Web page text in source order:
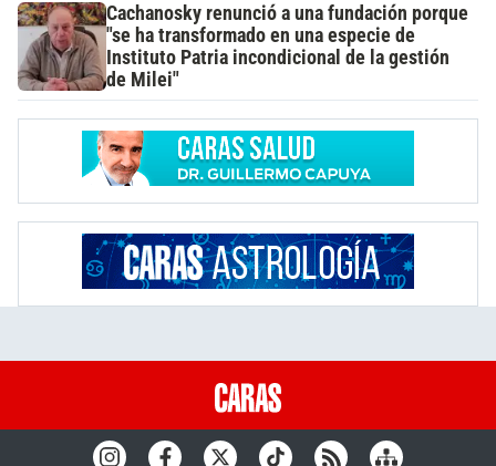
Cachanosky renunció a una fundación porque
"se ha transformado en una especie de
Instituto Patria incondicional de la gestión
de Milei"